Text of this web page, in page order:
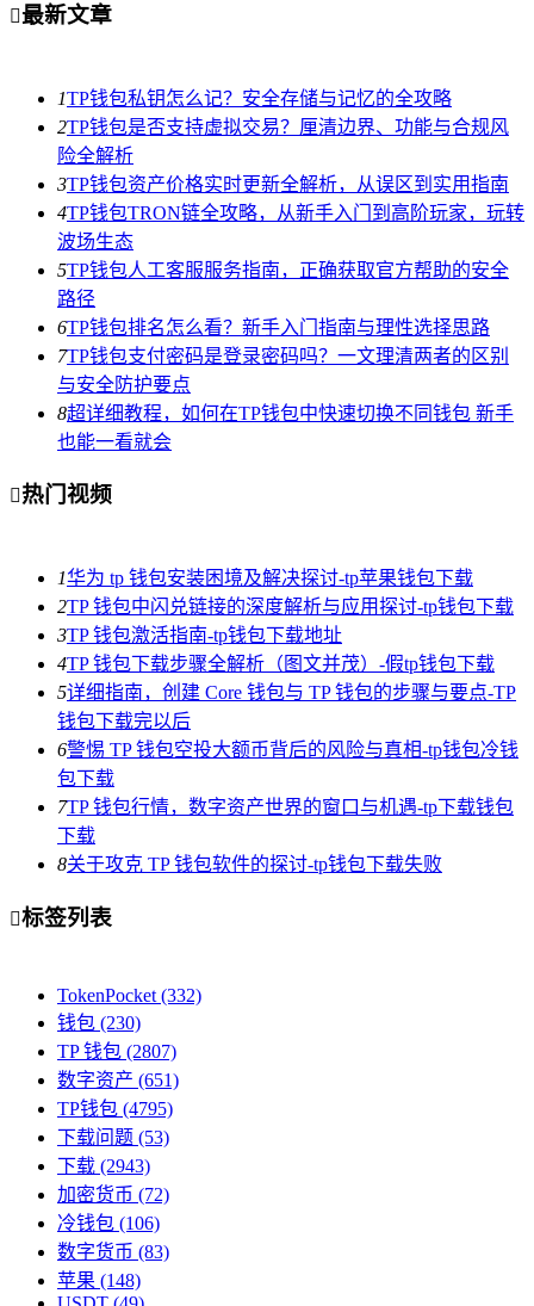
最新文章
1TP钱包私钥怎么记？安全存储与记忆的全攻略
2TP钱包是否支持虚拟交易？厘清边界、功能与合规风
险全解析
3TP钱包资产价格实时更新全解析，从误区到实用指南
4TP钱包TRON链全攻略，从新手入门到高阶玩家，玩转
波场生态
5TP钱包人工客服服务指南，正确获取官方帮助的安全
路径
6TP钱包排名怎么看？新手入门指南与理性选择思路
7TP钱包支付密码是登录密码吗？一文理清两者的区别
与安全防护要点
8超详细教程，如何在TP钱包中快速切换不同钱包 新手
也能一看就会
热门视频
1华为 tp 钱包安装困境及解决探讨-tp苹果钱包下载
2TP 钱包中闪兑链接的深度解析与应用探讨-tp钱包下载
3TP 钱包激活指南-tp钱包下载地址
4TP 钱包下载步骤全解析（图文并茂）-假tp钱包下载
5详细指南，创建 Core 钱包与 TP 钱包的步骤与要点-TP
钱包下载完以后
6警惕 TP 钱包空投大额币背后的风险与真相-tp钱包冷钱
包下载
7TP 钱包行情，数字资产世界的窗口与机遇-tp下载钱包
下载
8关于攻克 TP 钱包软件的探讨-tp钱包下载失败
标签列表
TokenPocket (332)
钱包 (230)
TP 钱包 (2807)
数字资产 (651)
TP钱包 (4795)
下载问题 (53)
下载 (2943)
加密货币 (72)
冷钱包 (106)
数字货币 (83)
苹果 (148)